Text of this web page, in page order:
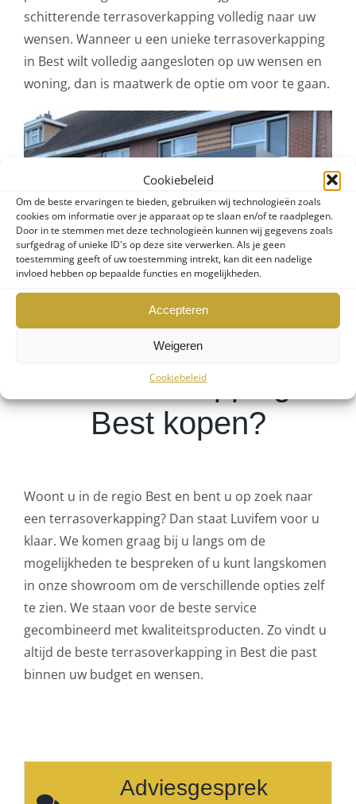
Cookiebeleid
Om de beste ervaringen te bieden, gebruiken wij technologieën zoals
cookies om informatie over je apparaat op te slaan en/of te raadplegen.
Door in te stemmen met deze technologieën kunnen wij gegevens zoals
surfgedrag of unieke ID's op deze site verwerken. Als je geen
toestemming geeft of uw toestemming intrekt, kan dit een nadelige
invloed hebben op bepaalde functies en mogelijkheden.
Accepteren
Weigeren
Cookiebeleid
schitterende terrasoverkapping volledig naar uw
wensen. Wanneer u een unieke terrasoverkapping
in Best wilt volledig aangesloten op uw wensen en
woning, dan is maatwerk de optie om voor te gaan.
Terrasoverkapping in
Best kopen?
Woont u in de regio Best en bent u op zoek naar
een terrasoverkapping? Dan staat Luvifem voor u
klaar. We komen graag bij u langs om de
mogelijkheden te bespreken of u kunt langskomen
in onze showroom om de verschillende opties zelf
te zien. We staan voor de beste service
gecombineerd met kwaliteitsproducten. Zo vindt u
altijd de beste terrasoverkapping in Best die past
binnen uw budget en wensen.
Adviesgesprek